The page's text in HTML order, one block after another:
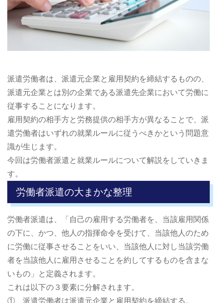
派遣労働者は、派遣元企業と雇用契約を締結するものの、
派遣元企業とは別の企業である派遣先企業において労働に
従事することになります。
雇用契約の相手方と労務提供の相手方が異なることで、派
遣労働者はいずれの就業ルールに従うべきかという問題意
識が生じます。
今回は労働者派遣と就業ルールについて解説をしていきま
す。
労働者派遣の大まかな整理
労働者派遣は、「自己の雇用する労働者を、当該雇用関係
の下に、かつ、他人の指揮命令を受けて、当該他人のため
に労働に従事させることをいい、当該他人に対し当該労働
者を当該他人に雇用させることを約してするものを含まな
いもの」と定義されます。
これは以下の３要素に分解されます。
① 派遣労働者は派遣元企業と雇用契約を締結する。